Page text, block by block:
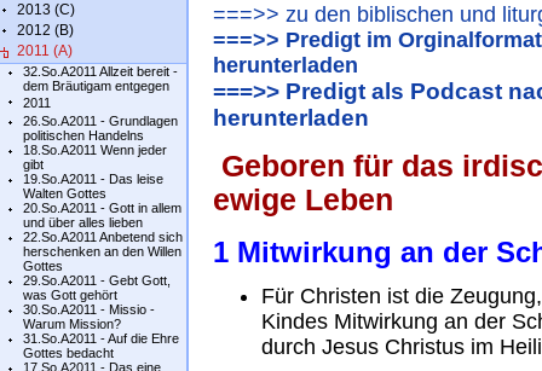
2013 (C)
2012 (B)
2011 (A)
32.So.A2011 Allzeit bereit -
dem Bräutigam entgegen
2011
26.So.A2011 - Grundlagen
politischen Handelns
18.So.A2011 Wenn jeder
gibt
19.So.A2011 - Das leise
Walten Gottes
20.So.A2011 - Gott in allem
und über alles lieben
22.So.A2011 Anbetend sich
herschenken an den Willen
Gottes
29.So.A2011 - Gebt Gott,
was Gott gehört
30.So.A2011 - Missio -
Warum Mission?
31.So.A2011 - Auf die Ehre
Gottes bedacht
17.So.A2011 - Das eine
===>> zu den biblischen und
===>> Predigt im
herunterladen
===>> Predigt als Podcast
herunterladen
Geboren für das
ewige Leben
1 Mitwirkung an der
Für Christen ist die
Kindes Mitwirkung an der
durch Jesus Christus im